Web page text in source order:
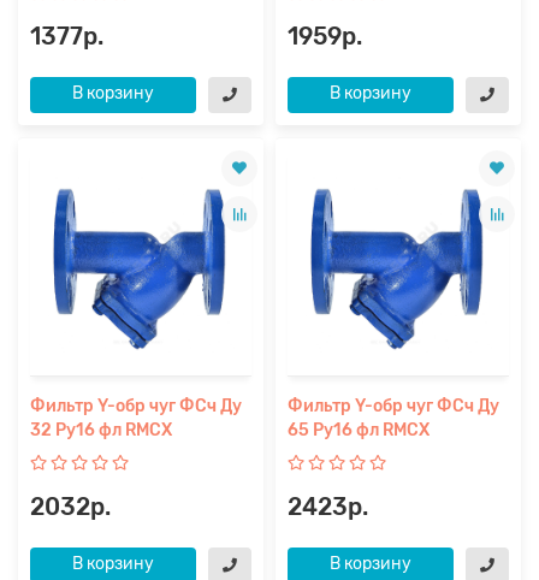
1377р.
В корзину
1959р.
В корзину
Фильтр Y-обр чуг ФСч Ду
32 Ру16 фл RMCX
2032р.
В корзину
Фильтр Y-обр чуг ФСч Ду
65 Ру16 фл RMCX
2423р.
В корзину